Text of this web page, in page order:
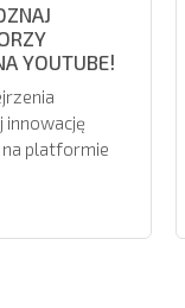
YOUTUBE!
innowację
na platformie